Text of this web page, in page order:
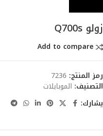
زولو Q700s
Add to compare
رمز المنتج: 7236
التصنيف: الموبايلات
يشارك: